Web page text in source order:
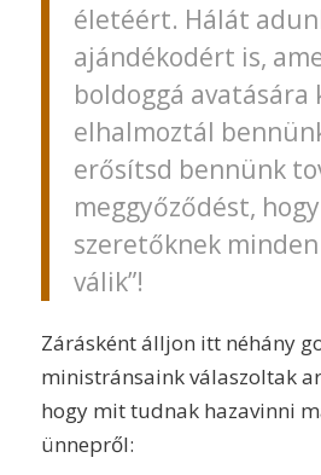
életéért. Hálát
ajándékodért is,
boldoggá avatására
elhalmoztál
erősítsd bennünk
meggyőződést,
szeretőknek
válik”!
Zárásként álljon itt néhány
ministránsaink válaszoltak
hogy mit tudnak hazavinni
ünnepről: